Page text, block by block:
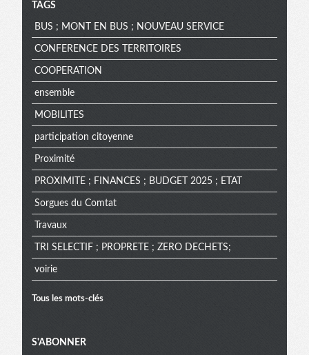
TAGS
BUS ; MONT EN BUS ; NOUVEAU SERVICE
CONFERENCE DES TERRITOIRES
COOPERATION
ensemble
MOBILITES
participation citoyenne
Proximité
PROXIMITE ; FINANCES ; BUDGET 2025 ; ETAT
Sorgues du Comtat
Travaux
TRI SELECTIF ; PROPRETE ; ZERO DECHETS;
voirie
Tous les mots-clés
S'ABONNER